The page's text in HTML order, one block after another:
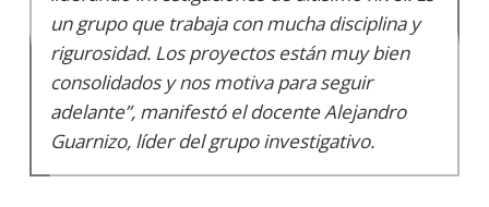
un grupo que trabaja con mucha disciplina y
rigurosidad. Los proyectos están muy bien
consolidados y nos motiva para seguir
adelante”, manifestó el docente Alejandro
Guarnizo, líder del grupo investigativo.